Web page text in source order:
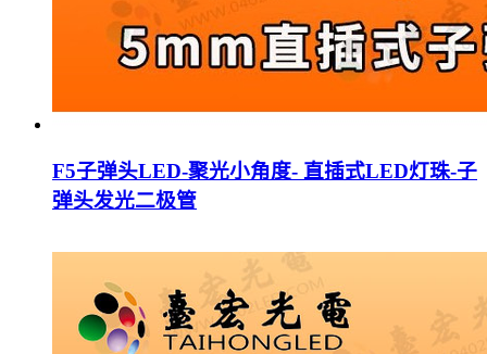
F5子弹头LED-聚光小角度- 直插式LED灯珠-子
弹头发光二极管